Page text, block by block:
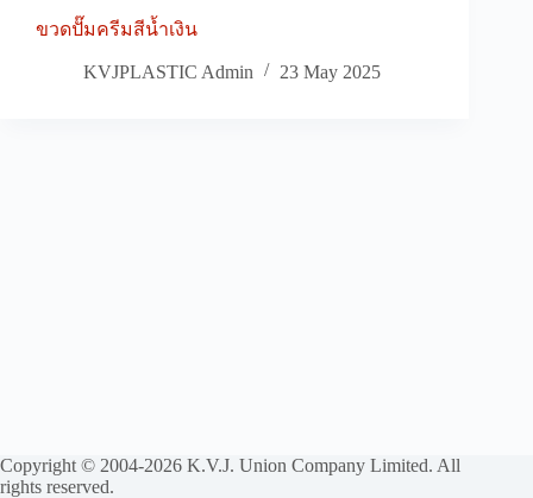
ขวดปั๊มครีมสีน้ำเงิน
KVJPLASTIC Admin 23 May 2025
Copyright © 2004-2026 K.V.J. Union Company Limited. All
rights reserved.